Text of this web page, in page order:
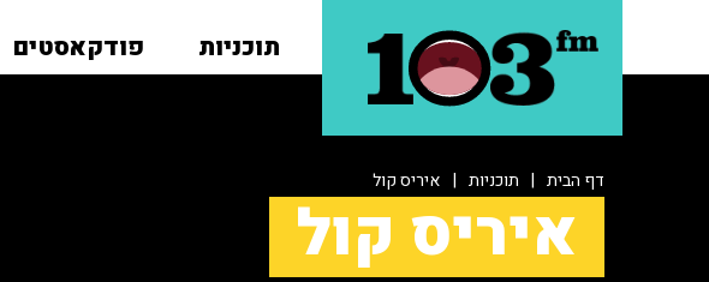
תוכניות פודקאסטים
דף הבית | תוכניות | איריס קול
איריס קול